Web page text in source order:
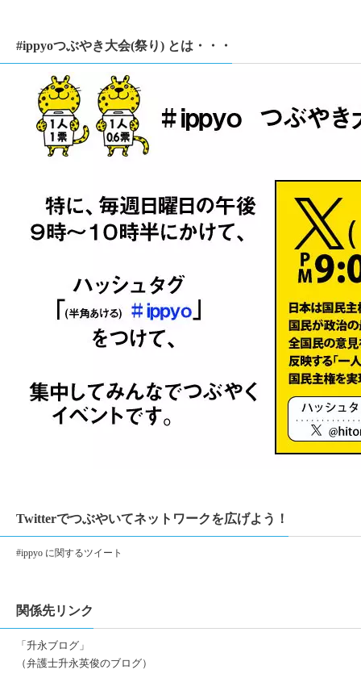
#ippyoつぶやき大会(祭り) とは・・・
Twitterでつぶやいてネットワークを広げよう！
#ippyo に関するツイート
関係先リンク
「升永ブログ」
（弁護士升永英俊のブログ）